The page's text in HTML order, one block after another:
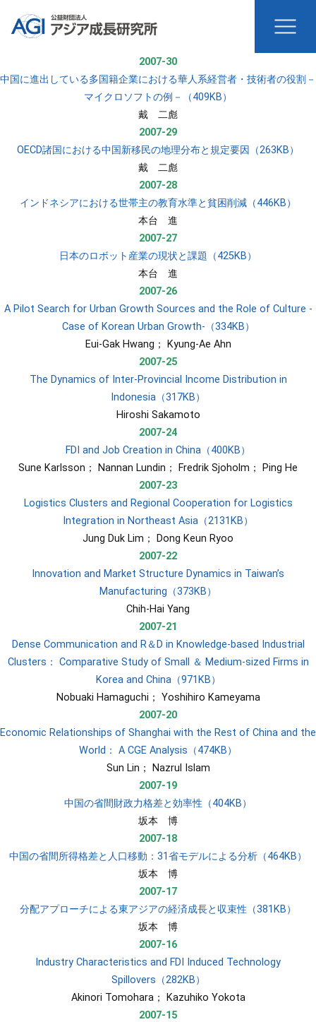
2007-30
中国に進出している多国籍企業における華人系経営者・技術者の役割－
マイクロソフトの例－（409KB）
​戴 二彪
2007-29
OECD諸国における中国新移民の地理分布と規定要因（263KB）
​戴 二彪
2007-28
インドネシアにおける世帯主の教育水準と貧困削減（446KB）
​本台 進
2007-27
日本のロボット産業の現状と課題（425KB）
​本台 進
2007-26
A Pilot Search for Urban Growth Sources and the Role of Culture -
Case of Korean Urban Growth-（334KB）
​Eui-Gak Hwang； Kyung-Ae Ahn
2007-25
The Dynamics of Inter-Provincial Income Distribution in
Indonesia（317KB）
​Hiroshi Sakamoto
2007-24
FDI and Job Creation in China（400KB）
Sune Karlsson； Nannan Lundin； Fredrik Sjoholm； Ping He
2007-23
Logistics Clusters and Regional Cooperation for Logistics
Integration in Northeast Asia（2131KB）
​Jung Duk Lim； Dong Keun Ryoo
2007-22
Innovation and Market Structure Dynamics in Taiwan’s
Manufacturing（373KB）
​Chih-Hai Yang
2007-21
Dense Communication and R＆D in Knowledge-based Industrial
Clusters： Comparative Study of Small ＆ Medium-sized Firms in
Korea and China（971KB）
​Nobuaki Hamaguchi； Yoshihiro Kameyama
2007-20
Economic Relationships of Shanghai with the Rest of China and the
World： A CGE Analysis（474KB）
​Sun Lin； Nazrul Islam
2007-19
中国の省間財政力格差と効率性（404KB）
​坂本 博
2007-18
中国の省間所得格差と人口移動：31省モデルによる分析（464KB）
​坂本 博
2007-17
分配アプローチによる東アジアの経済成長と収束性（381KB）
​坂本 博
2007-16
Industry Characteristics and FDI Induced Technology
Spillovers（282KB）
​Akinori Tomohara； Kazuhiko Yokota
2007-15